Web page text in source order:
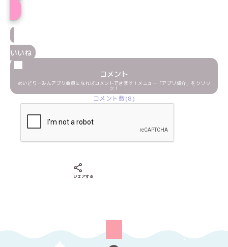
いいね
コメント
めいどりーみんアプリ会員になればコメントできます！メニュー「アプリ紹介」をクリッ
ク！
コメント数(8)
シェアする